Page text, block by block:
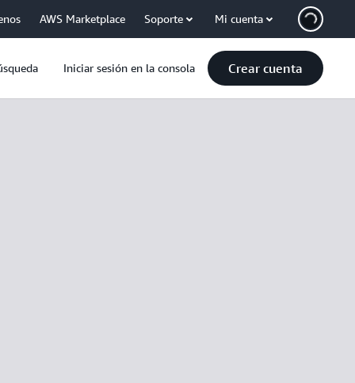
AWS Marketplace Soporte Mi cuenta
Iniciar sesión en la consola Crear cuenta